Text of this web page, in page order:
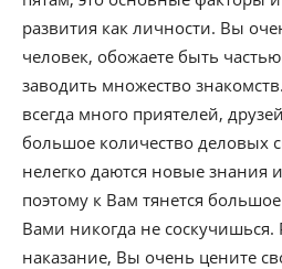
развития как личности. Вы
человек, обожаете быть
заводить множество
всегда много приятелей,
большое количество деловых
нелегко даются новые
поэтому к Вам тянется
Вами никогда не соскучишься.
наказание, Вы очень цените